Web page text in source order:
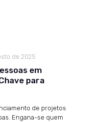
de 2025
em
para
de projetos
Engana-se quem